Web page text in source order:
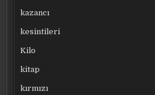
kazancı
kesintileri
Kilo
kitap
kırmızı